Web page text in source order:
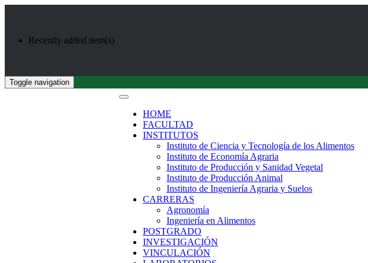
Recently added item(s)
Toggle navigation
HOME
FACULTAD
INSTITUTOS
Instituto de Ciencia y Tecnología de los Alimentos
Instituto de Economía Agraria
Instituto de Producción y Sanidad Vegetal
Instituto de Producción Animal
Instituto de Ingeniería Agraria y Suelos
CARRERAS
Agronomía
Ingeniería en Alimentos
POSTGRADO
INVESTIGACIÓN
VINCULACIÓN